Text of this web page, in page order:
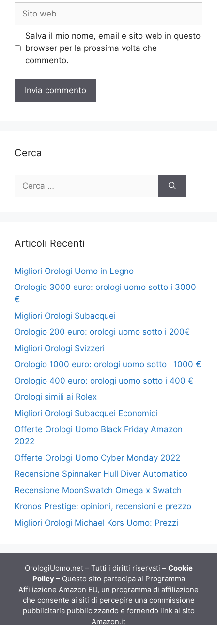
Sito
web
Salva il mio nome, email e sito web in questo
browser per la prossima volta che
commento.
Cerca
per:
Articoli Recenti
Migliori Orologi Uomo in Legno
Orologio 3000 euro: orologi uomo sotto i 3000
€
Migliori Orologi Subacquei
Orologio 200 euro: orologi uomo sotto i 200€
Migliori Orologi Svizzeri
Orologio 1000 euro: orologi uomo sotto i 1000 €
Orologio 400 euro: orologi uomo sotto i 400 €
Orologi simili ai Rolex
Migliori Orologi Subacquei Economici
Offerte Orologi Uomo Black Friday Amazon
2022
Offerte Orologi Uomo Cyber Monday 2022
Recensione Spinnaker Hull Diver Automatico
Recensione MoonSwatch Omega x Swatch
Kronos Prestige: opinioni, recensioni e prezzo
Migliori Orologi Michael Kors Uomo: Prezzi
OrologiUomo.net – Tutti i diritti riservati – Cookie
Policy– Questo sito partecipa al Programma
Affiliazione Amazon EU, un programma di affiliazione
che consente ai siti di percepire una commissione
pubblicitaria pubblicizzando e fornendo link al sito
Amazon.it